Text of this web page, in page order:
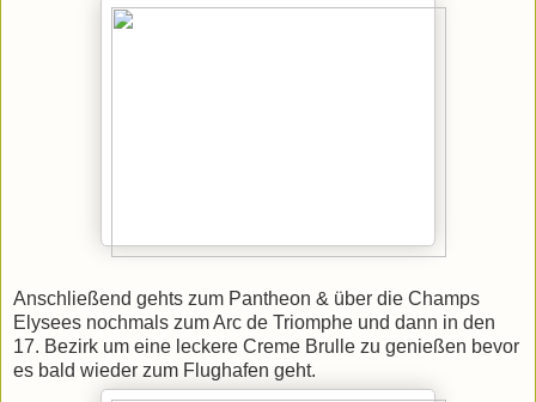
Anschließend gehts zum Pantheon & über die Champs
Elysees nochmals zum Arc de Triomphe und dann in den
17. Bezirk um eine leckere Creme Brulle zu genießen bevor
es bald wieder zum Flughafen geht.